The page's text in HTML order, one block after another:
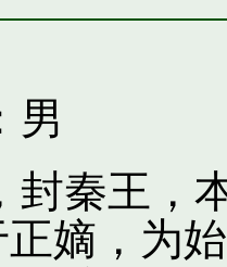
男
封秦王，
嫡，为